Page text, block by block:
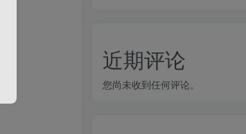
近期评论
您尚未收到任何评论。